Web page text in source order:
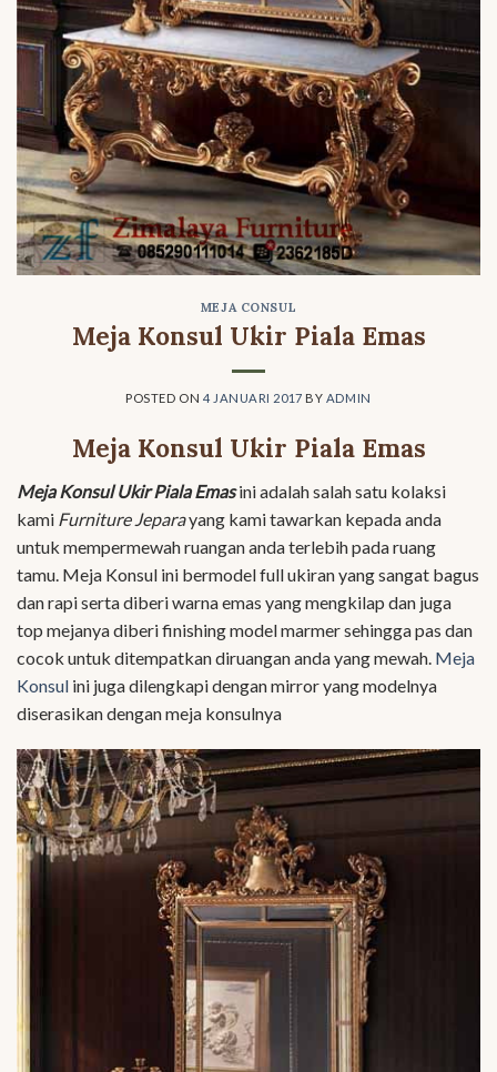
MEJA CONSUL
Meja Konsul Ukir Piala Emas
POSTED ON 4 JANUARI 2017 BY ADMIN
Meja Konsul Ukir Piala Emas
Meja Konsul Ukir Piala Emasini adalah salah satu kolaksi
kami Furniture Jeparayang kami tawarkan kepada anda
untuk mempermewah ruangan anda terlebih pada ruang
tamu. Meja Konsul ini bermodel full ukiran yang sangat bagus
dan rapi serta diberi warna emas yang mengkilap dan juga
top mejanya diberi finishing model marmer sehingga pas dan
cocok untuk ditempatkan diruangan anda yang mewah. Meja
Konsul ini juga dilengkapi dengan mirror yang modelnya
diserasikan dengan meja konsulnya